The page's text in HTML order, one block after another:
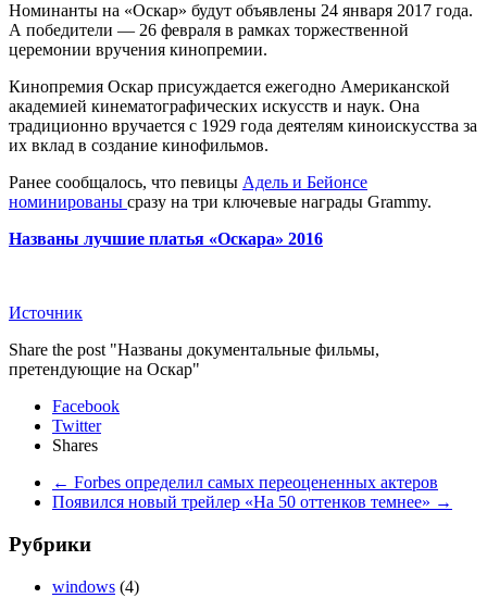
Номинанты на «Оскар» будут объявлены 24 января 2017 года.
А победители — 26 февраля в рамках торжественной
церемонии вручения кинопремии.
Кинопремия Оскар присуждается ежегодно Американской
академией кинематографических искусств и наук. Она
традиционно вручается с 1929 года деятелям киноискусства за
их вклад в создание кинофильмов.
Ранее сообщалось, что певицы Адель и Бейонсе
номинированы сразу на три ключевые награды Grammy.
Названы лучшие платья «Оскара» 2016
Источник
Share the post "Названы документальные фильмы,
претендующие на Оскар"
Facebook
Twitter
Shares
← Forbes определил самых переоцененных актеров
Появился новый трейлер «На 50 оттенков темнее» →
Рубрики
windows (4)